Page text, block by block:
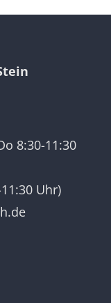
8:30-11:30
Uhr)